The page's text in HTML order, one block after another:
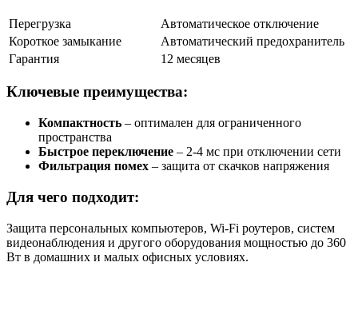
Перегрузка
Автоматическое отключение
Короткое замыкание
Автоматический предохранитель
Гарантия
12 месяцев
Ключевые преимущества:
Компактность – оптимален для ограниченного
пространства
Быстрое переключение – 2-4 мс при отключении сети
Фильтрация помех – защита от скачков напряжения
Для чего подходит:
Защита персональных компьютеров, Wi-Fi роутеров, систем
видеонаблюдения и другого оборудования мощностью до 360
Вт в домашних и малых офисных условиях.